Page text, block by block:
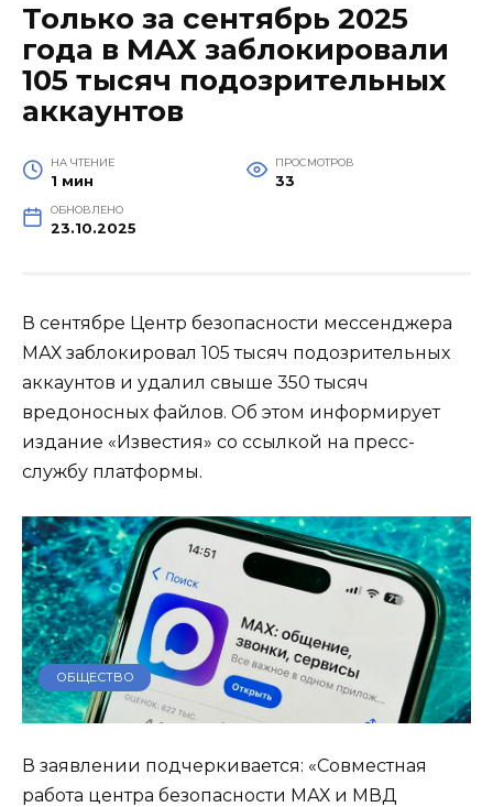
Только за сентябрь 2025
года в МАХ заблокировали
105 тысяч подозрительных
аккаунтов
НА ЧТЕНИЕ
1 мин
ПРОСМОТРОВ
33
ОБНОВЛЕНО
23.10.2025
В сентябре Центр безопасности мессенджера
МАХ заблокировал 105 тысяч подозрительных
аккаунтов и удалил свыше 350 тысяч
вредоносных файлов. Об этом информирует
издание «Известия» со ссылкой на пресс-
службу платформы.
ОБЩЕСТВО
В заявлении подчеркивается: «Совместная
работа центра безопасности МАХ и МВД